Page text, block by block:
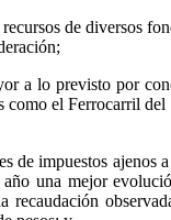
de diversos
a lo previsto por
como el Ferrocarril
de impuestos ajenos
una mejor